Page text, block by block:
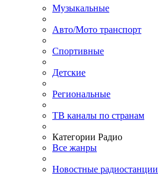
Музыкальные
Авто/Мото транспорт
Спортивные
Детские
Региональные
ТВ каналы по странам
Категории Радио
Все жанры
Новостные радиостанции